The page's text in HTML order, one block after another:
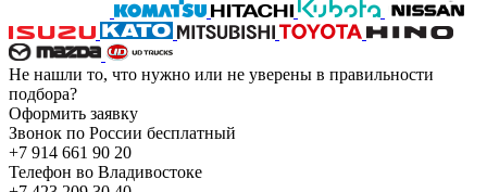
Не нашли то, что нужно или не уверены в правильности
подбора?
Оформить заявку
Звонок по России бесплатный
+7 914 661 90 20
Телефон во Владивостоке